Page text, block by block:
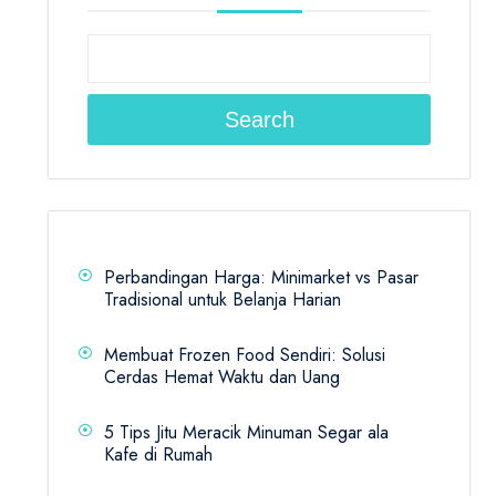
Search
Perbandingan Harga: Minimarket vs Pasar
Tradisional untuk Belanja Harian
Membuat Frozen Food Sendiri: Solusi
Cerdas Hemat Waktu dan Uang
5 Tips Jitu Meracik Minuman Segar ala
Kafe di Rumah